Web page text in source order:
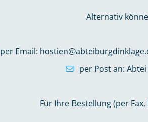
Alternativ
per Email:
per Post an:
Für Ihre Bestellung (per